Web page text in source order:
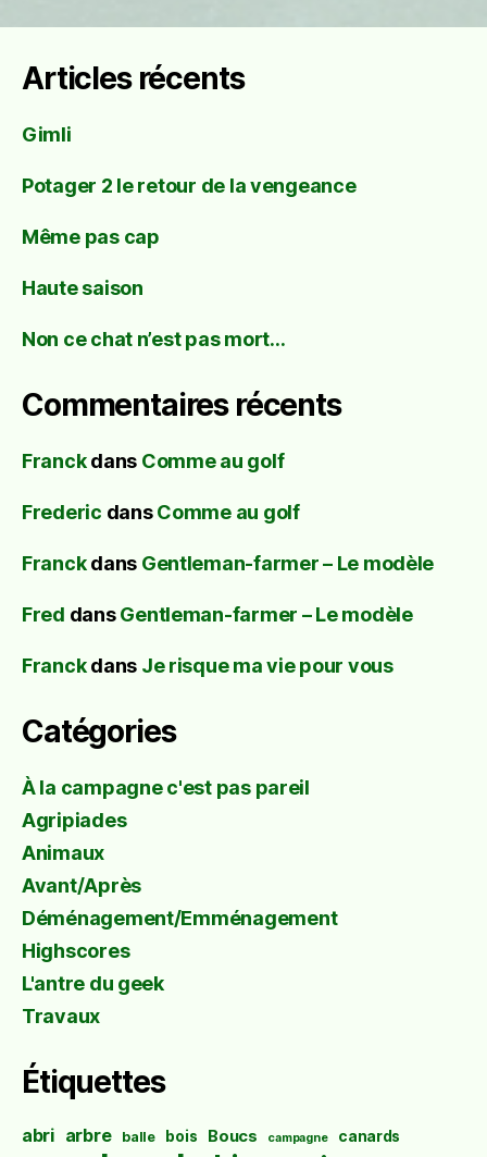
Articles récents
Gimli
Potager 2 le retour de la vengeance
Même pas cap
Haute saison
Non ce chat n’est pas mort…
Commentaires récents
Franckdans Comme au golf
Frederic dansComme au golf
Franckdans Gentleman-farmer – Le modèle
Fred dansGentleman-farmer – Le modèle
Franckdans Je risque ma vie pour vous
Catégories
À la campagne c'est pas pareil
Agripiades
Animaux
Avant/Après
Déménagement/Emménagement
Highscores
L'antre du geek
Travaux
Étiquettes
abri arbre balle bois Boucs campagne canards